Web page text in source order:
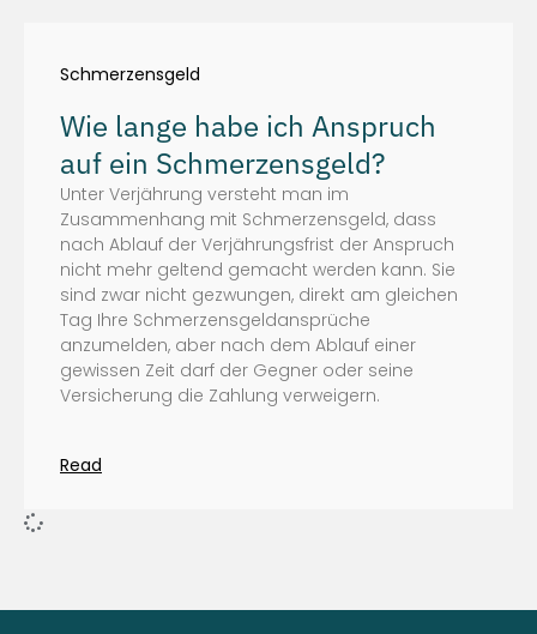
Schmerzensgeld
Wie lange habe ich Anspruch
auf ein Schmerzensgeld?
Unter Verjährung versteht man im
Zusammenhang mit Schmerzensgeld, dass
nach Ablauf der Verjährungsfrist der Anspruch
nicht mehr geltend gemacht werden kann. Sie
sind zwar nicht gezwungen, direkt am gleichen
Tag Ihre Schmerzensgeldansprüche
anzumelden, aber nach dem Ablauf einer
gewissen Zeit darf der Gegner oder seine
Versicherung die Zahlung verweigern.
Read